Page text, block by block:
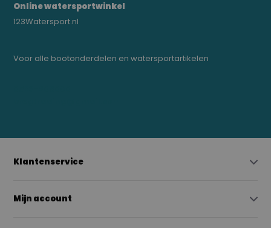
Online watersportwinkel
123Watersport.nl
Voor alle bootonderdelen en watersportartikelen
Klantenservice
Mijn account